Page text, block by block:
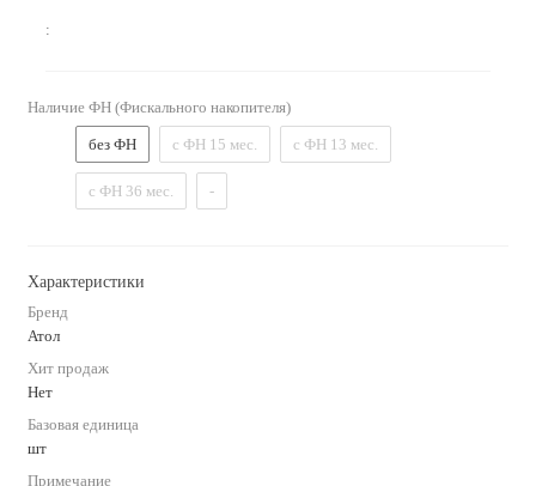
:
Наличие ФН (Фискального накопителя)
без ФН с ФН 15 мес. с ФН 13 мес.
с ФН 36 мес. -
Характеристики
Бренд
Атол
Хит продаж
Нет
Базовая единица
шт
Примечание